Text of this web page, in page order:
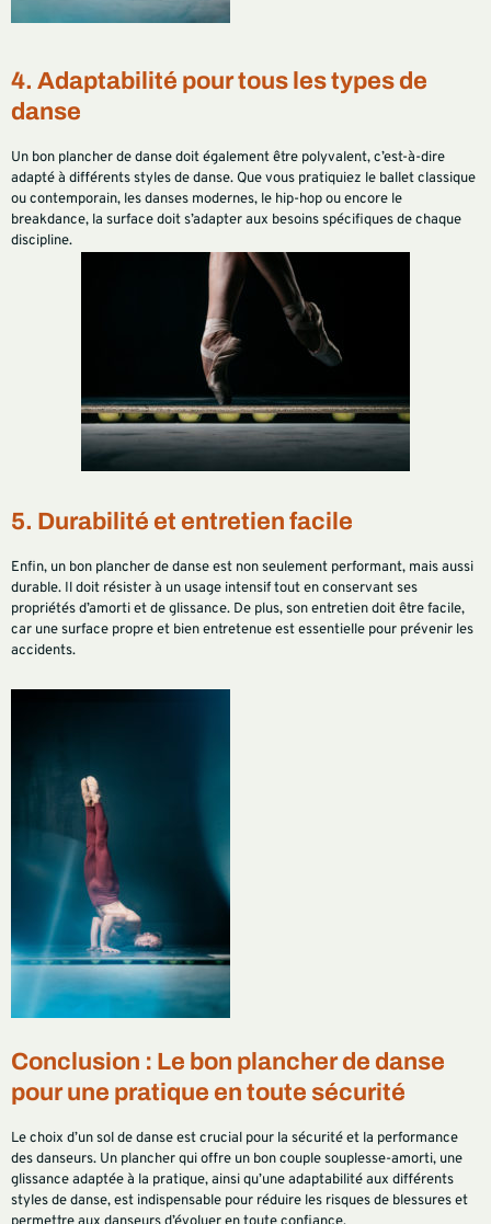
4. Adaptabilité pour tous les types de
danse
Un bon plancher de danse doit également être polyvalent, c’est-à-dire
adapté à différents styles de danse. Que vous pratiquiez le ballet classique
ou contemporain, les danses modernes, le hip-hop ou encore le
breakdance, la surface doit s’adapter aux besoins spécifiques de chaque
discipline.
5. Durabilité et entretien facile
Enfin, un bon plancher de danse est non seulement performant, mais aussi
durable. Il doit résister à un usage intensif tout en conservant ses
propriétés d’amorti et de glissance. De plus, son entretien doit être facile,
car une surface propre et bien entretenue est essentielle pour prévenir les
accidents.
Conclusion : Le bon plancher de danse
pour une pratique en toute sécurité
Le choix d’un sol de danse est crucial pour la sécurité et la performance
des danseurs. Un plancher qui offre un bon couple souplesse-amorti, une
glissance adaptée à la pratique, ainsi qu’une adaptabilité aux différents
styles de danse, est indispensable pour réduire les risques de blessures et